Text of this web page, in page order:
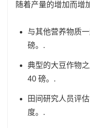
随着产量的增加而增
与其他营养物质
磅。.
典型的大豆作物
40 磅。.
田间研究人员评
度。.